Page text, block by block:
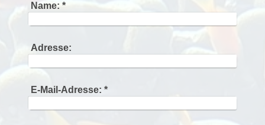
Name: *
Adresse:
E-Mail-Adresse: *